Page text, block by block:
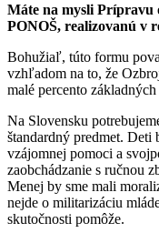
Máte na mysli Prípravu
PONOŠ, realizovanú v
Bohužiaľ, túto formu
vzhľadom na to, že
malé percento
Na Slovensku
štandardný predmet.
vzájomnej pomoci a
zaobchádzanie s ručnou
Menej by sme mali
nejde o militarizáciu
skutočnosti pomôže.